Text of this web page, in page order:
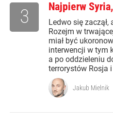
Najpierw
Ledwo się zaczął,
Rozejm w
miał być
interwencji w tym
a po oddzieleniu
terrorystów Rosja i
3
Jakub Mielnik